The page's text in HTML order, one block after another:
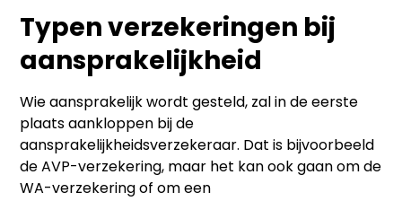
Typen verzekeringen bij
aansprakelijkheid
Wie aansprakelijk wordt gesteld, zal in de eerste
plaats aankloppen bij de
aansprakelijkheidsverzekeraar. Dat is bijvoorbeeld
de AVP-verzekering, maar het kan ook gaan om de
WA-verzekering of om een